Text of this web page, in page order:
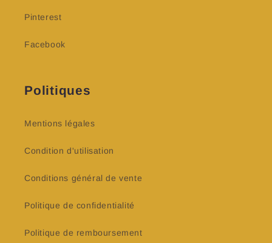
Pinterest
Facebook
Politiques
Mentions légales
Condition d'utilisation
Conditions général de vente
Politique de confidentialité
Politique de remboursement